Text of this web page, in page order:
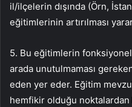
il/ilçelerin dışında (Örn,
eğitimlerinin artırılması
5. Bu eğitimlerin
arada unutulmaması
eden yer eder. Eğitim
hemfikir olduğu